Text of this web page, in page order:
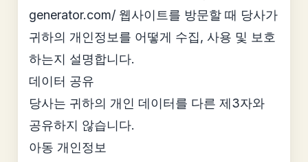
generator.com/ 웹사이트를 방문할 때 당사가
귀하의 개인정보를 어떻게 수집, 사용 및 보호
하는지 설명합니다.
데이터 공유
당사는 귀하의 개인 데이터를 다른 제3자와
공유하지 않습니다.
아동 개인정보